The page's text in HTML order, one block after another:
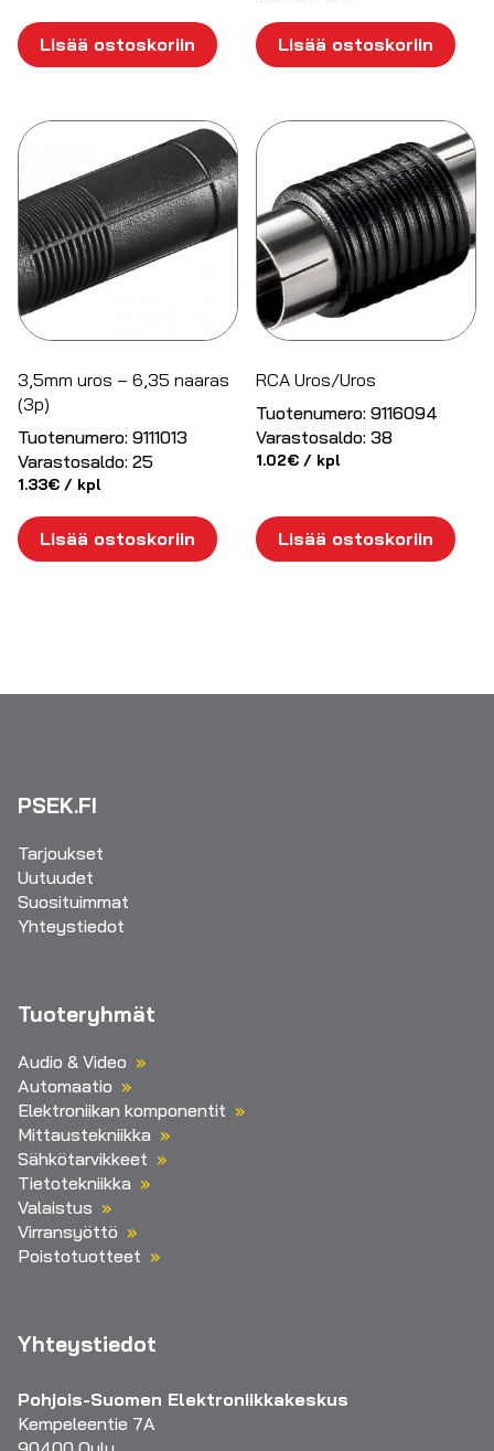
Lisää ostoskoriin Lisää ostoskoriin
3,5mm uros – 6,35 naaras
(3p)
Tuotenumero: 9111013
Varastosaldo: 25
1.33€ / kpl
Lisää ostoskoriin
RCA Uros/Uros
Tuotenumero: 9116094
Varastosaldo: 38
1.02€ / kpl
Lisää ostoskoriin
PSEK.FI
Tarjoukset
Uutuudet
Suosituimmat
Yhteystiedot
Tuoteryhmät
Audio & Video
Automaatio
Elektroniikan komponentit
Mittaustekniikka
Sähkötarvikkeet
Tietotekniikka
Valaistus
Virransyöttö
Poistotuotteet
Yhteystiedot
Pohjois-Suomen Elektroniikkakeskus
Kempeleentie 7A